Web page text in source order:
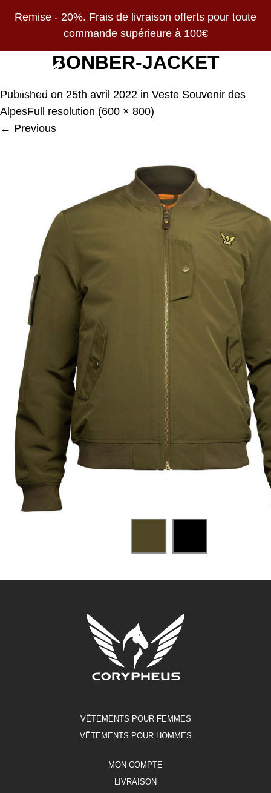
Remise - 20%. Frais de livraison offerts pour toute
commande supérieure à 100€
BONBER-JACKET
Published on 25th avril 2022 in Veste Souvenir des
AlpesFull resolution (600 × 800)
← Previous
VÊTEMENTS POUR FEMMES
VÊTEMENTS POUR HOMMES
MON COMPTE
LIVRAISON